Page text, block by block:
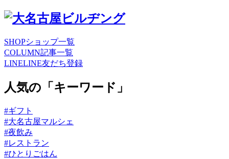
SHOPショップ一覧
COLUMN記事一覧
LINELINE友だち登録
人気の「キーワード」
#ギフト
#大名古屋マルシェ
#夜飲み
#レストラン
#ひとりごはん